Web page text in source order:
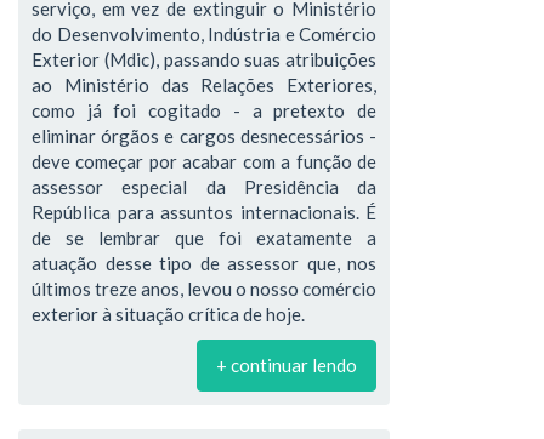
serviço, em vez de extinguir o Ministério
do Desenvolvimento, Indústria e Comércio
Exterior (Mdic), passando suas atribuições
ao Ministério das Relações Exteriores,
como já foi cogitado - a pretexto de
eliminar órgãos e cargos desnecessários -
deve começar por acabar com a função de
assessor especial da Presidência da
República para assuntos internacionais. É
de se lembrar que foi exatamente a
atuação desse tipo de assessor que, nos
últimos treze anos, levou o nosso comércio
exterior à situação crítica de hoje.
+ continuar lendo